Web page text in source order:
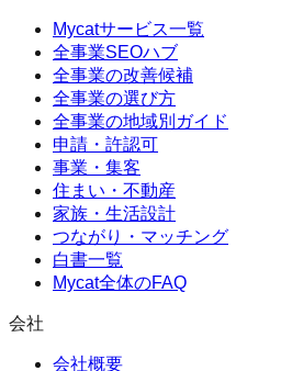
Mycatサービス一覧
全事業SEOハブ
全事業の改善候補
全事業の選び方
全事業の地域別ガイド
申請・許認可
事業・集客
住まい・不動産
家族・生活設計
つながり・マッチング
白書一覧
Mycat全体のFAQ
会社
会社概要